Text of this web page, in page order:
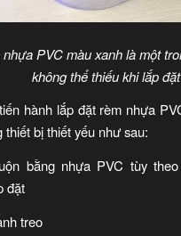
nhựa PVC màu xanh là một
không thể thiếu khi lắp
hành lắp đặt rèm nhựa
thiết bị thiết yếu như sau:
bằng nhựa PVC tùy
đặt
treo